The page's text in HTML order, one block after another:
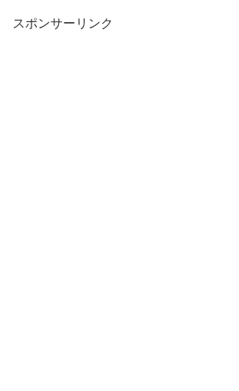
スポンサーリンク